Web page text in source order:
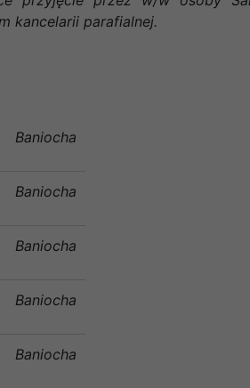
kancelarii parafialnej.
Baniocha
Baniocha
Baniocha
Baniocha
Baniocha